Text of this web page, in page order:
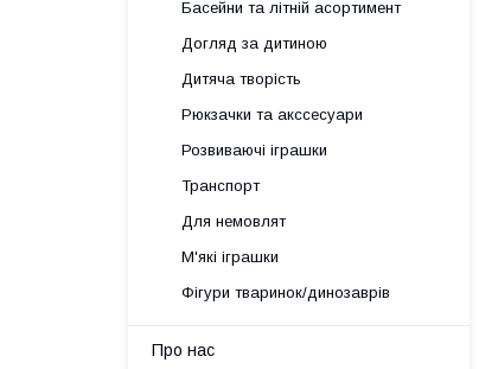
Басейни та літній асортимент
Догляд за дитиною
Дитяча творість
Рюкзачки та акссесуари
Розвиваючі іграшки
Транспорт
Для немовлят
М'які іграшки
Фігури тваринок/динозаврів
Про нас